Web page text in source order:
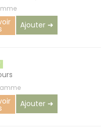
Ajouter ➜
Ajouter ➜